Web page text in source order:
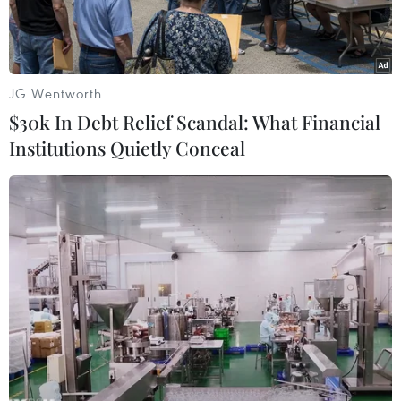
Tổng thống Syria Bashar al-Assad. (Ảnh: Reuters)
Tổng thống Syria Bashar al-Assad cho biết các
cuộc đàm phán với Thổ Nhĩ Kỳ phải dựa trên
mục tiêu chấm dứt việc chiếm đóng lãnh thổ
của Syria và ngừng hỗ trợ cho điều mà ông gọi
JG Wentworth
$30k In Debt Relief Scandal: What Financial
Institutions Quietly Conceal